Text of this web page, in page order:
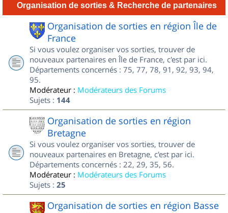
Organisation de sorties & Recherche de partenaires
Organisation de sorties en région Île de
France
Si vous voulez organiser vos sorties, trouver de
nouveaux partenaires en Île de France, c'est par ici.
Départements concernés : 75, 77, 78, 91, 92, 93, 94,
95.
Modérateur : Modérateurs des Forums
Sujets : 144
Organisation de sorties en région
Bretagne
Si vous voulez organiser vos sorties, trouver de
nouveaux partenaires en Bretagne, c'est par ici.
Départements concernés : 22, 29, 35, 56.
Modérateur : Modérateurs des Forums
Sujets : 25
Organisation de sorties en région Basse